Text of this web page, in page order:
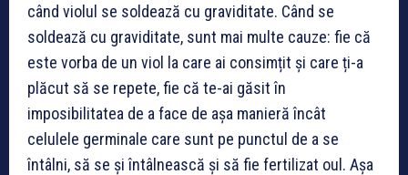
când violul se soldează cu graviditate. Când se
soldează cu graviditate, sunt mai multe cauze: fie că
este vorba de un viol la care ai consimțit și care ți-a
plăcut să se repete, fie că te-ai găsit în
imposibilitatea de a face de așa manieră încât
celulele germinale care sunt pe punctul de a se
întâlni, să se și întâlnească și să fie fertilizat oul. Așa